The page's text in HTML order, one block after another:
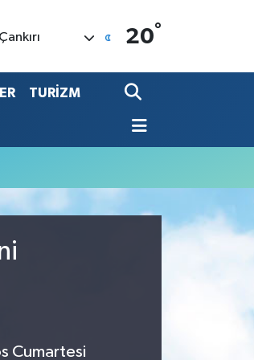
Çankırı 20°
TURİZM
Cumartesi